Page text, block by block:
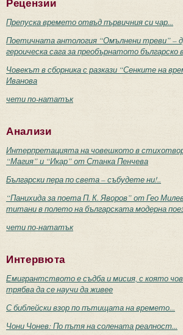
Рецензии
Препуска времето отвъд първичния си чар...
Поетичната антология “Омълнени треви” –
героическа сага за преобърнатото българско
Човекът в сборника с разкази “Сенките на
Иванова
чети по-нататък
Анализи
Интерпретацията на човешкото в
“Магия” и “Икар” от Станка Пенчева
Български пера по света – събудете ни!..
“Панихида за поета П. К. Яворов” от Гео
титани в полето на българската модерна
чети по-нататък
Интервюта
Емигрантството е съдба и мисия, с която
трябва да се научи да живее
С библейски взор по пътищата на времето...
Чони Чонев: По пътя на солената реалност...